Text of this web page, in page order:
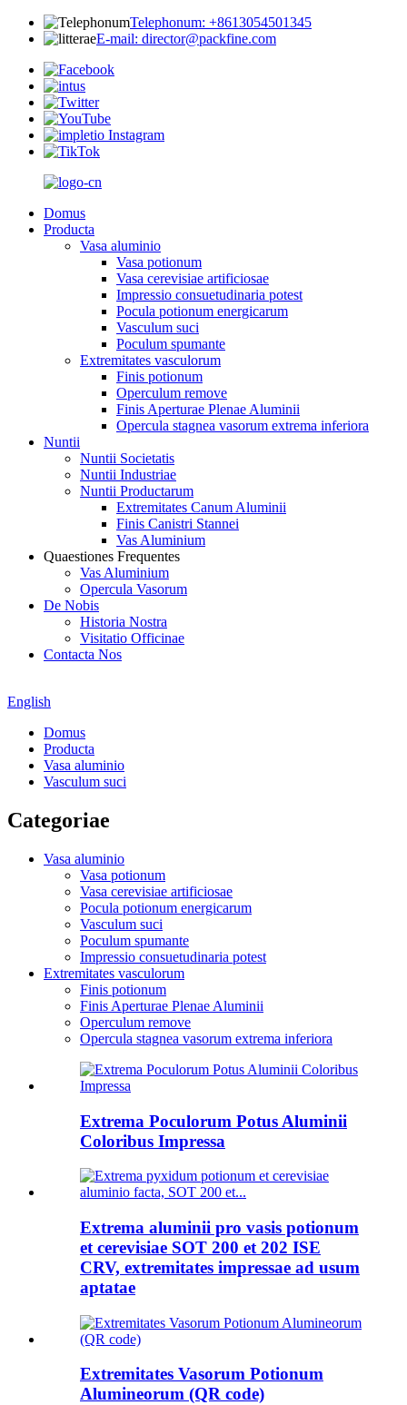
Telephonum: +8613054501345
E-mail: director@packfine.com
Domus
Producta
Vasa aluminio
Vasa potionum
Vasa cerevisiae artificiosae
Impressio consuetudinaria potest
Pocula potionum energicarum
Vasculum suci
Poculum spumante
Extremitates vasculorum
Finis potionum
Operculum remove
Finis Aperturae Plenae Aluminii
Opercula stagnea vasorum extrema inferiora
Nuntii
Nuntii Societatis
Nuntii Industriae
Nuntii Productarum
Extremitates Canum Aluminii
Finis Canistri Stannei
Vas Aluminium
Quaestiones Frequentes
Vas Aluminium
Opercula Vasorum
De Nobis
Historia Nostra
Visitatio Officinae
Contacta Nos
English
Domus
Producta
Vasa aluminio
Vasculum suci
Categoriae
Vasa aluminio
Vasa potionum
Vasa cerevisiae artificiosae
Pocula potionum energicarum
Vasculum suci
Poculum spumante
Impressio consuetudinaria potest
Extremitates vasculorum
Finis potionum
Finis Aperturae Plenae Aluminii
Operculum remove
Opercula stagnea vasorum extrema inferiora
Extrema Poculorum Potus Aluminii
Coloribus Impressa
Extrema aluminii pro vasis potionum
et cerevisiae SOT 200 et 202 ISE
CRV, extremitates impressae ad usum
aptatae
Extremitates Vasorum Potionum
Alumineorum (QR code)